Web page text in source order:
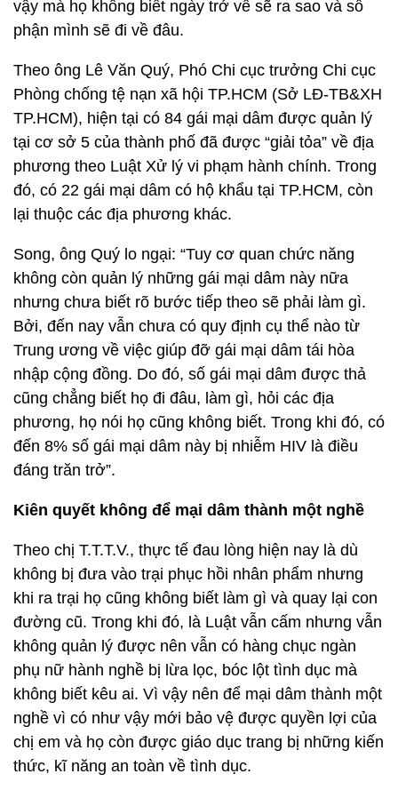
vậy mà họ không biết ngày trở về sẽ ra sao và số
phận mình sẽ đi về đâu.
Theo ông Lê Văn Quý, Phó Chi cục trưởng Chi cục
Phòng chống tệ nạn xã hội TP.HCM (Sở LĐ-TB&XH
TP.HCM), hiện tại có 84 gái mại dâm được quản lý
tại cơ sở 5 của thành phố đã được “giải tỏa” về địa
phương theo Luật Xử lý vi phạm hành chính. Trong
đó, có 22 gái mại dâm có hộ khẩu tại TP.HCM, còn
lại thuộc các địa phương khác.
Song, ông Quý lo ngại: “Tuy cơ quan chức năng
không còn quản lý những gái mại dâm này nữa
nhưng chưa biết rõ bước tiếp theo sẽ phải làm gì.
Bởi, đến nay vẫn chưa có quy định cụ thể nào từ
Trung ương về việc giúp đỡ gái mại dâm tái hòa
nhập cộng đồng. Do đó, số gái mại dâm được thả
cũng chẳng biết họ đi đâu, làm gì, hỏi các địa
phương, họ nói họ cũng không biết. Trong khi đó, có
đến 8% số gái mại dâm này bị nhiễm HIV là điều
đáng trăn trở”.
Kiên quyết không để mại dâm thành một nghề
Theo chị T.T.T.V., thực tế đau lòng hiện nay là dù
không bị đưa vào trại phục hồi nhân phẩm nhưng
khi ra trại họ cũng không biết làm gì và quay lại con
đường cũ. Trong khi đó, là Luật vẫn cấm nhưng vẫn
không quản lý được nên vẫn có hàng chục ngàn
phụ nữ hành nghề bị lừa lọc, bóc lột tình dục mà
không biết kêu ai. Vì vậy nên để mại dâm thành một
nghề vì có như vậy mới bảo vệ được quyền lợi của
chị em và họ còn được giáo dục trang bị những kiến
thức, kĩ năng an toàn về tình dục.